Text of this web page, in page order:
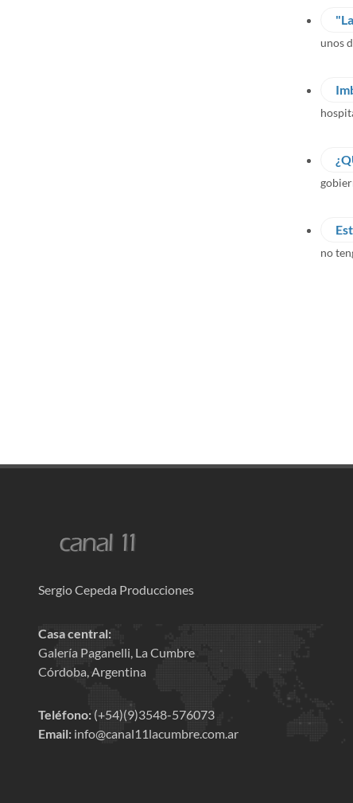
unos
no
Sergio Cepeda Producciones
Casa central:
Galería Paganelli, La Cumbre
Córdoba, Argentina
Teléfono: (+54)(9)3548-576073
Email: info@canal11lacumbre.com.ar